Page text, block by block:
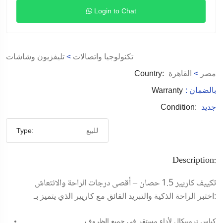
Login to Chat
تكنولوجيا واتصالات > تليفزيون وشاشات
Country:
مصر > القاهرة
Warranty
: بالضمان
Condition:
جديد
Type: للبيع
Description:
تكييف كاريير 1.5 حصان – أقصى درجات الراحة والانتعاش
اختبر الراحة الذكية والتبريد الفائق مع كاريير الذي يتميز بـ:
كباس تروبيكال لأداء مستقر في جميع الظروف